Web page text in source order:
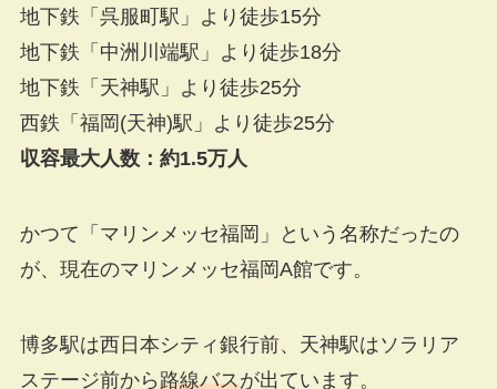
地下鉄「呉服町駅」より徒歩15分
地下鉄「中洲川端駅」より徒歩18分
地下鉄「天神駅」より徒歩25分
西鉄「福岡(天神)駅」より徒歩25分
収容最大人数：約1.5万人
かつて「マリンメッセ福岡」という名称だったの
が、現在のマリンメッセ福岡A館です。
博多駅は西日本シティ銀行前、天神駅はソラリア
ステージ前から路線バスが出ています。